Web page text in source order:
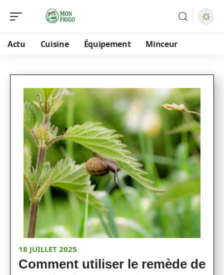
Actu Cuisine Équipement Minceur
18 JUILLET 2025
Comment utiliser le remède de